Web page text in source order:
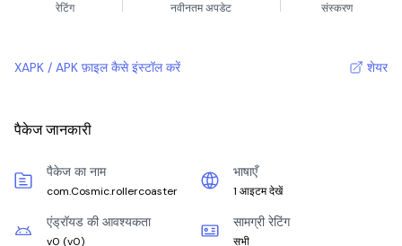
रेटिंग नवीनतम अपडेट संस्करण
XAPK / APK फ़ाइल कैसे इंस्टॉल करें शेयर
पैकेज जानकारी
पैकेज का नाम
com.Cosmic.rollercoaster
भाषाएँ
1 आइटम देखें
एंड्रॉयड की आवश्यकता
v0 (v0)
सामग्री रेटिंग
सभी